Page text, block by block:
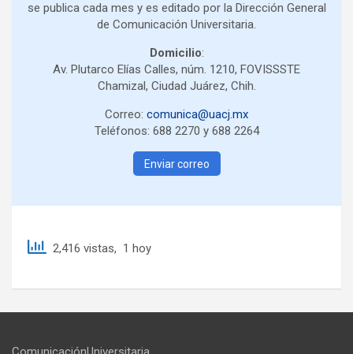
se publica cada mes y es editado por la Dirección General
de Comunicación Universitaria.
Domicilio:
Av. Plutarco Elías Calles, núm. 1210, FOVISSSTE
Chamizal, Ciudad Juárez, Chih.
Correo: comunica@uacj.mx
Teléfonos: 688 2270 y 688 2264
Enviar correo
2,416 vistas, 1 hoy